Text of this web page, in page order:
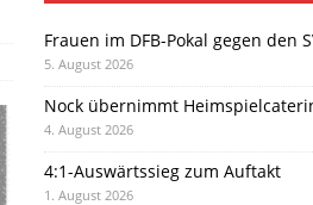
Frauen im DFB-Pokal gegen den
5. August 2026
Nock übernimmt
4. August 2026
4:1-Auswärtssieg zum Auftakt
1. August 2026